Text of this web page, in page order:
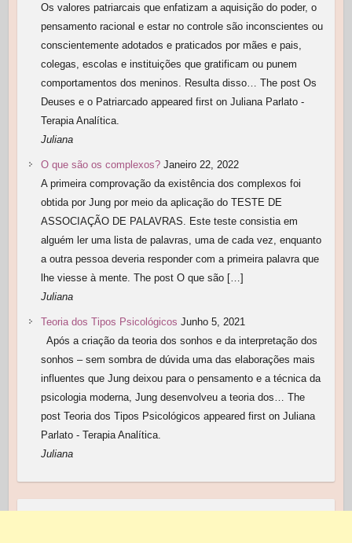
Os valores patriarcais que enfatizam a aquisição do poder, o
pensamento racional e estar no controle são inconscientes ou
conscientemente adotados e praticados por mães e pais,
colegas, escolas e instituições que gratificam ou punem
comportamentos dos meninos. Resulta disso… The post Os
Deuses e o Patriarcado appeared first on Juliana Parlato -
Terapia Analítica.
Juliana
O que são os complexos? Janeiro 22, 2022
A primeira comprovação da existência dos complexos foi
obtida por Jung por meio da aplicação do TESTE DE
ASSOCIAÇÃO DE PALAVRAS. Este teste consistia em
alguém ler uma lista de palavras, uma de cada vez, enquanto
a outra pessoa deveria responder com a primeira palavra que
lhe viesse à mente. The post O que são […]
Juliana
Teoria dos Tipos Psicológicos Junho 5, 2021
Após a criação da teoria dos sonhos e da interpretação dos
sonhos – sem sombra de dúvida uma das elaborações mais
influentes que Jung deixou para o pensamento e a técnica da
psicologia moderna, Jung desenvolveu a teoria dos… The
post Teoria dos Tipos Psicológicos appeared first on Juliana
Parlato - Terapia Analítica.
Juliana